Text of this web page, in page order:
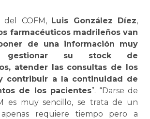
COFM, Luis González Díez,
farmacéuticos madrileños van
de una información muy
su stock de
atender las consultas de los
contribuir a la continuidad de
de los pacientes”. “Darse de
es muy sencillo, se trata de un
requiere tiempo pero a